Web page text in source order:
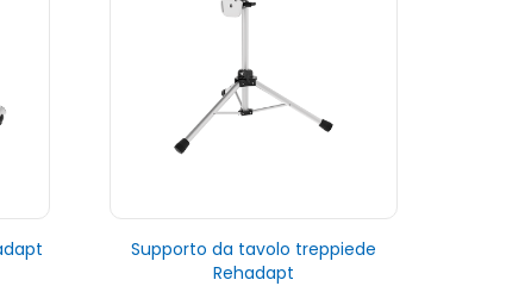
Supporto da tavolo treppiede
Rehadapt